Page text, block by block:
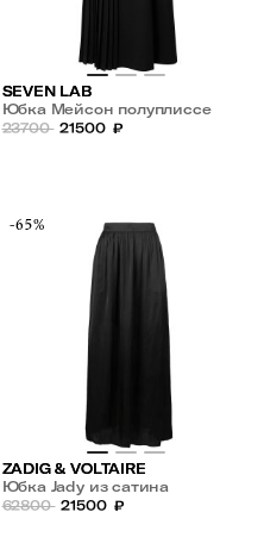
SEVEN LAB
Юбка Мейсон полуплиссе
23700 21500 ₽
-65%
ZADIG & VOLTAIRE
Юбка Jady из сатина
62800 21500 ₽